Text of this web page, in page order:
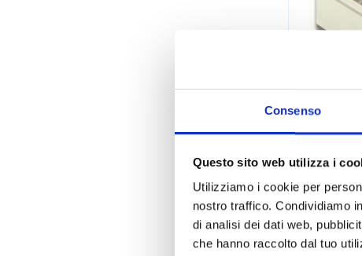
Consenso
Questo sito web utilizza i
Utilizziamo i cookie per
nostro traffico. Condividiamo
di analisi dei dati web,
che hanno raccolto dal tuo